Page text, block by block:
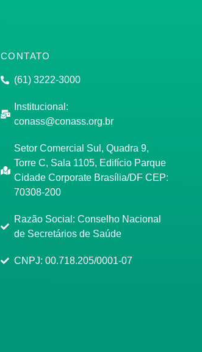
CONTATO
(61) 3222-3000
Institucional:
conass@conass.org.br
Setor Comercial Sul, Quadra 9,
Torre C, Sala 1105, Edifício Parque
Cidade Corporate Brasília/DF CEP:
70308-200
Razão Social: Conselho Nacional
de Secretários de Saúde
CNPJ: 00.718.205/0001-07